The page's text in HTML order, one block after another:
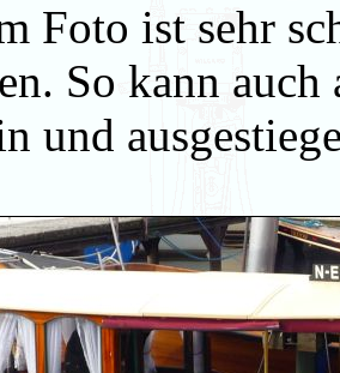
Foto ist sehr
So kann
und